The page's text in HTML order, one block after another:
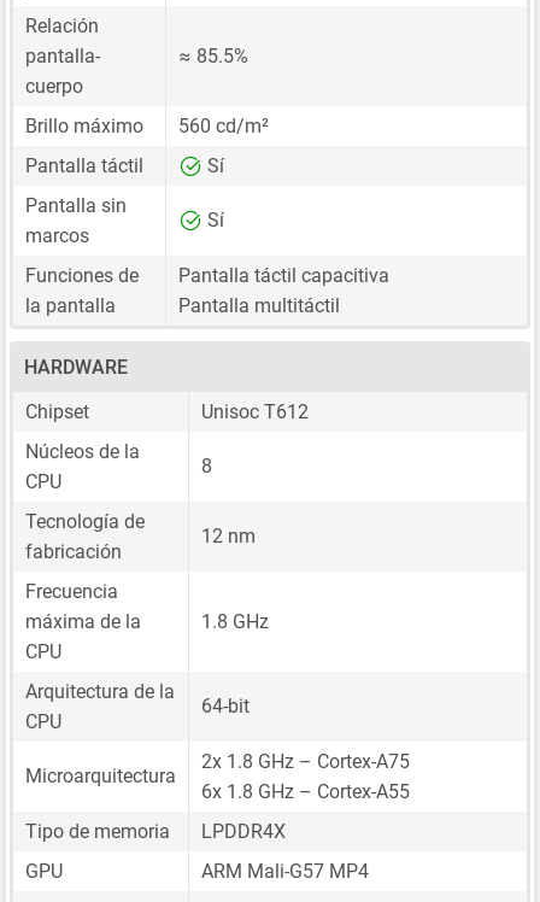
Relación
pantalla-
cuerpo
≈ 85.5%
Brillo máximo
560 cd/m²
Pantalla táctil
Sí
Pantalla sin
marcos
Sí
Funciones de
la pantalla
Pantalla táctil capacitiva
Pantalla multitáctil
HARDWARE
Chipset
Unisoc T612
Núcleos de la
CPU
8
Tecnología de
fabricación
12 nm
Frecuencia
máxima de la
CPU
1.8 GHz
Arquitectura de la
CPU
64-bit
Microarquitectura
2x 1.8 GHz – Cortex-A75
6x 1.8 GHz – Cortex-A55
Tipo de memoria
LPDDR4X
GPU
ARM Mali-G57 MP4